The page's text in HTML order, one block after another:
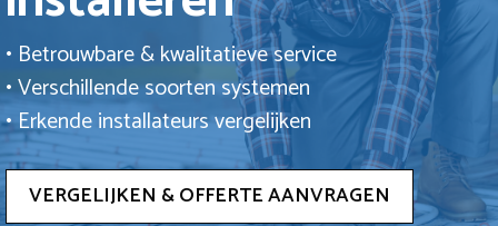
• Betrouwbare & kwalitatieve service
• Verschillende soorten systemen
• Erkende installateurs vergelijken
VERGELIJKEN & OFFERTE AANVRAGEN